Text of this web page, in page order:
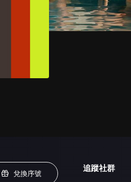
兌換序號
追蹤社群